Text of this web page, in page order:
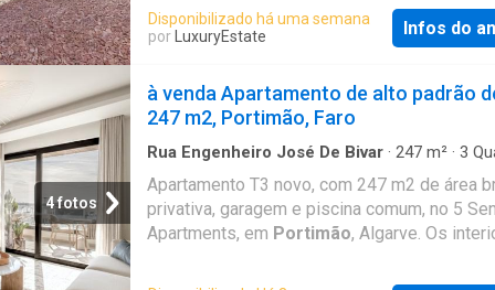
equipada com equipamentos e materiais de
qualidade, e por profissionais com + de 30
experiência. Oportunidade para poder
Fotos são de outra moradia já entregue ao
proprietário. Categoria Energética: A
Disponibilizado há uma semana
por LuxuryEstate Infos do
4 fotos
à venda Apartamento de alto padrão
247 m2, Portimão, Faro
Rua Engenheiro José De Bivar · 247 m² · 3
Apartamento T3 novo, com 247 m2 de área
privativa, garagem e piscina comum, no 5
Apartments, em Portimão, Algarve. Os
representam o conceito puro de